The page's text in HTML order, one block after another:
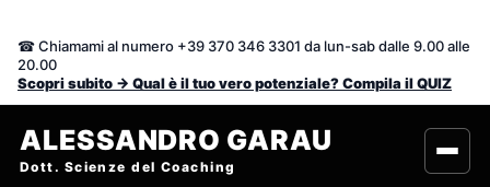
contenuto
☎ Chiamami al numero +39 370 346 3301 da lun-sab dalle 9.00 alle
20.00
Scopri subito -> Qual è il tuo vero potenziale? Compila il QUIZ
ALESSANDRO GARAU
Dott. Scienze del Coaching